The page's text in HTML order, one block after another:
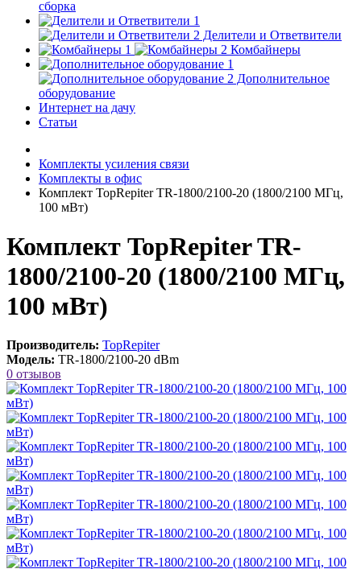
сборка
Делители и Ответвители
Комбайнеры
Дополнительное
оборудование
Интернет на дачу
Статьи
Комплекты усиления связи
Комплекты в офис
Комплект TopRepiter TR-1800/2100-20 (1800/2100 МГц,
100 мВт)
Комплект TopRepiter TR-
1800/2100-20 (1800/2100 МГц,
100 мВт)
Производитель: TopRepiter
Модель: TR-1800/2100-20 dBm
0 отзывов